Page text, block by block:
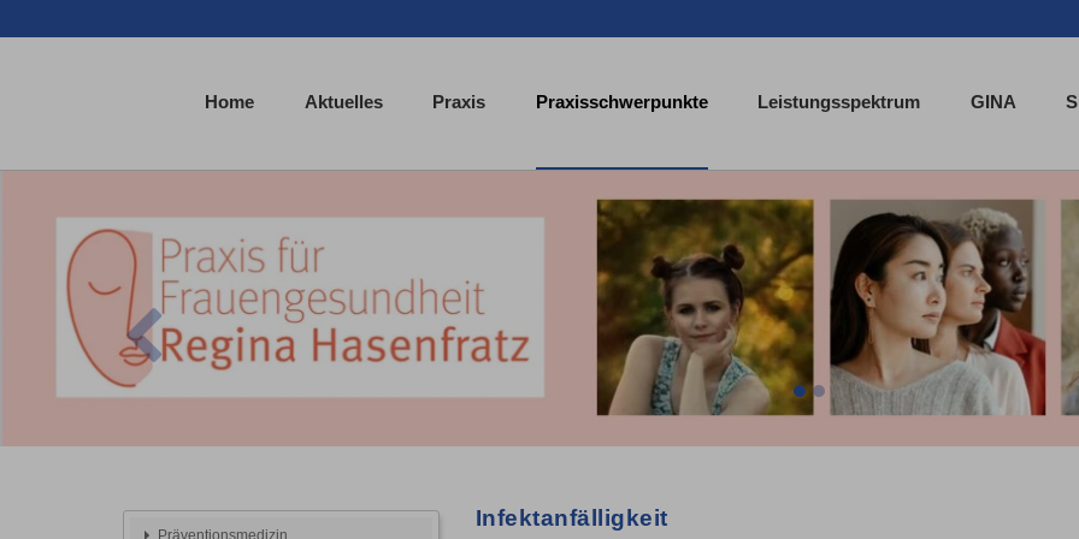
Home Aktuelles Praxis Praxisschwerpunkte Leistungsspektrum GINA
Infektanfälligkeit